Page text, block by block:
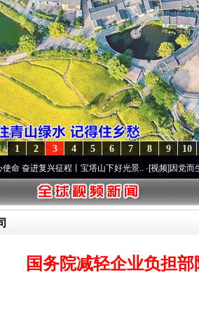
10
9
8
7
6
5
4
3
2
1
兴征程丨宝塔山下好光景..·[视频]因党而生 为党而
国务院减轻企业负担